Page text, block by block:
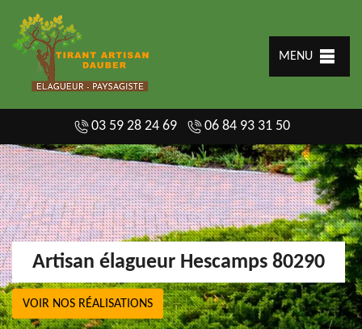
MENU
03 59 28 24 69 06 84 93 31 50
Artisan élagueur Hescamps 80290
VOIR NOS RÉALISATIONS